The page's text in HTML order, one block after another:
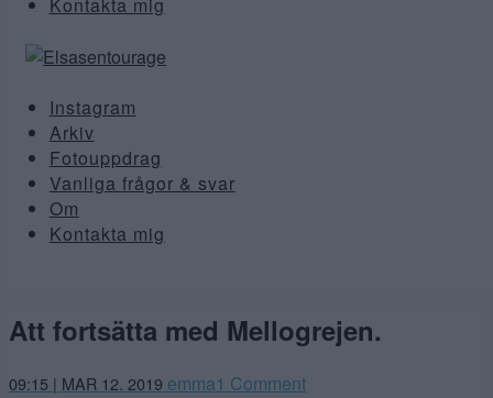
Kontakta mig
Instagram
Arkiv
Fotouppdrag
Vanliga frågor & svar
Om
Kontakta mig
Att fortsätta med Mellogrejen.
09:15 | MAR 12. 2019 mars
emma1 Comment